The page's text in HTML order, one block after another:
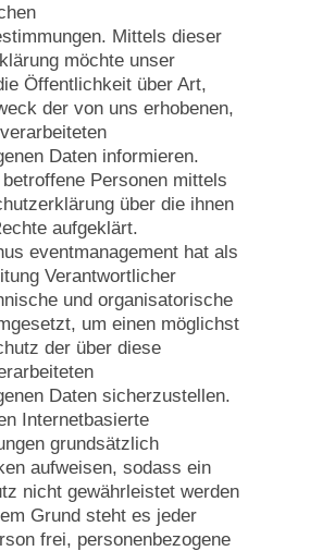
Mittels dieser
möchte unser
Öffentlichkeit über Art,
der von uns erhobenen,
Daten informieren.
Personen mittels
über die ihnen
aufgeklärt.
eventmanagement hat als
Verantwortlicher
und organisatorische
um einen möglichst
der über diese
Daten sicherzustellen.
Internetbasierte
grundsätzlich
aufweisen, sodass ein
nicht gewährleistet werden
Grund steht es jeder
frei, personenbezogene